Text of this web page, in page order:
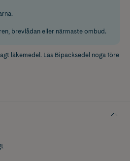
brevlådan eller närmaste ombud.
läkemedel. Läs Bipacksedel noga före